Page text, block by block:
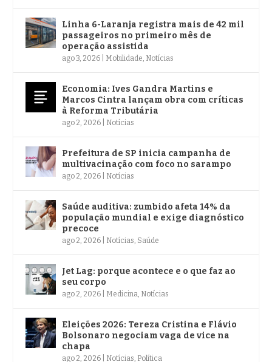
Linha 6-Laranja registra mais de 42 mil
passageiros no primeiro mês de
operação assistida
ago 3, 2026 Mobilidade Notícias
Economia: Ives Gandra Martins e
Marcos Cintra lançam obra com críticas
à Reforma Tributária
ago 2, 2026 Notícias
Prefeitura de SP inicia campanha de
multivacinação com foco no sarampo
ago 2, 2026 Notícias
Saúde auditiva: zumbido afeta 14% da
população mundial e exige diagnóstico
precoce
ago 2, 2026 Notícias Saúde
Jet Lag: porque acontece e o que faz ao
seu corpo
ago 2, 2026 Medicina Notícias
Eleições 2026: Tereza Cristina e Flávio
Bolsonaro negociam vaga de vice na
chapa
ago 2, 2026 Notícias Política